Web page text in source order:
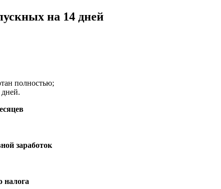
на 14 дней
полностью;
заработок
налога